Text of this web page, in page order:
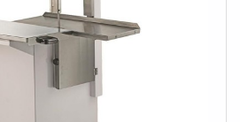
a ruído e a certificação E1, padrões
registrada, tornando seu uso
aceleração tem em vários lugares,
só é possível encontrar na Pró
diferenciais:Aumento da